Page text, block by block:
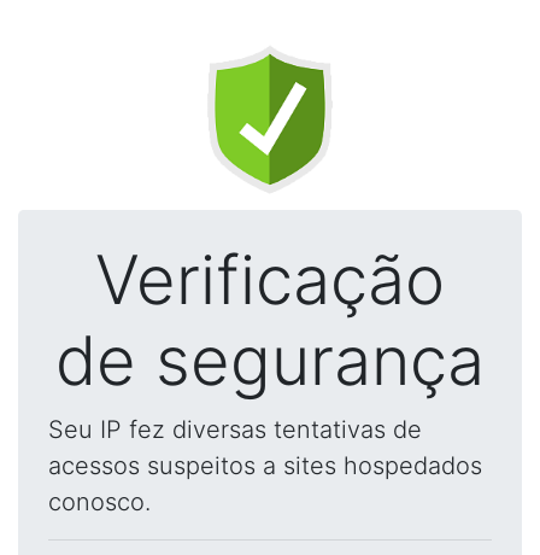
Verificação
de segurança
Seu IP fez diversas tentativas de
acessos suspeitos a sites hospedados
conosco.